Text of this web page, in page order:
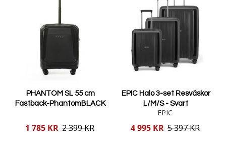
PHANTOM SL 55 cm
Fastback-PhantomBLACK
Reducerat
1 785 KR 2 399 KR
EPIC Halo 3-set Resväskor
L/M/S - Svart
EPIC
Reducerat
4 995 KR 5 397 KR